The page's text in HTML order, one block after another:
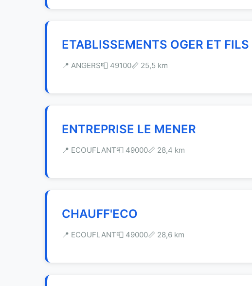
ETABLISSEMENTS OGER ET FILS
📍 ANGERS📮 49100📏 25,5 km
ENTREPRISE LE MENER
📍 ECOUFLANT📮 49000📏 28,4 km
CHAUFF'ECO
📍 ECOUFLANT📮 49000📏 28,6 km